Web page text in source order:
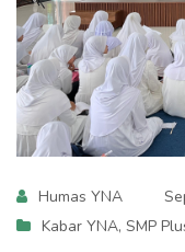
Humas YNA
Kabar YNA, SMP